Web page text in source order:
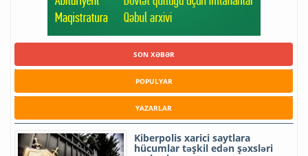
SON XƏBƏR
POPULYAR
YAZARLAR
Kiberpolis xarici saytlara
hücumlar təşkil edən şəxsləri